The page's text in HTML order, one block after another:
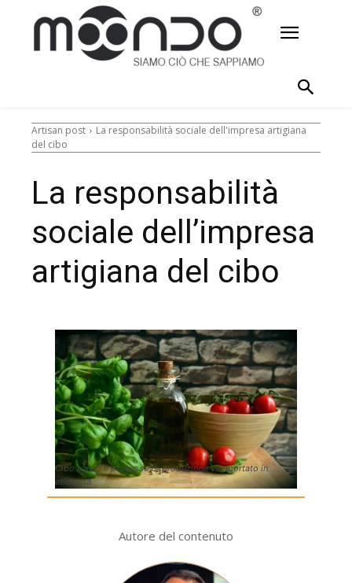
Artisan post
La responsabilità sociale dell'impresa artigiana
del cibo
La responsabilità
sociale dell’impresa
artigiana del cibo
Cibo sano? Il processo di produzione va riportato in
etichetta.
Autore del contenuto